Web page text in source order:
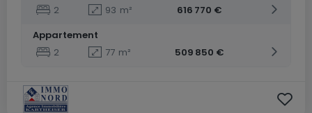
2
93 m²
616 770 €
Appartement
2
77 m² 509 850 €